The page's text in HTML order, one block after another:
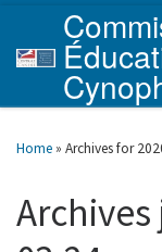
Skip to content
Home » Archives for